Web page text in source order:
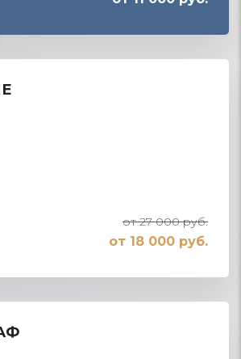
от 27 000 руб.
от 18 000 руб.